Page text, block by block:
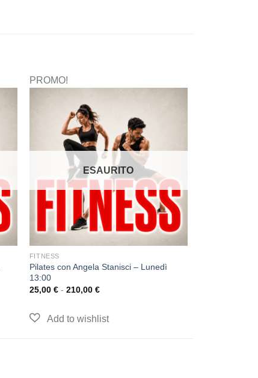
PROMO!
ESAURITO
FITNESS
Pilates con Angela Stanisci – Lunedì
13:00
25,00 € - 210,00 €